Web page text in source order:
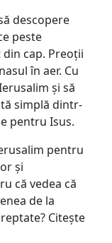
descopere
peste
cap. Preoții
în aer. Cu
și să
simplă dintr-
pentru Isus.
pentru
și
că vedea că
de la
Citește